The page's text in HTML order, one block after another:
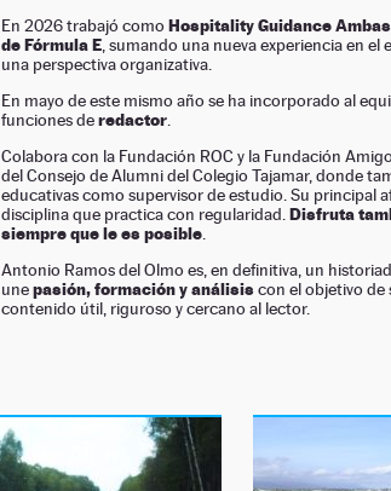
En 2026 trabajó comoHospitality Guidance
de Fórmula E , sumando una nueva experiencia en
una perspectiva organizativa.
En mayo de este mismo año se ha incorporado al
funciones deredactor
Colabora con la Fundación ROC y la Fundación
del Consejo de Alumni del Colegio Tajamar, donde
educativas como supervisor de estudio. Su principal
disciplina que practica con regularidad. Disfruta
siempre que le es posible
Antonio Ramos del Olmo es, en definitiva, un
unepasión, formación y análisiscon el objetivo de
contenido útil, riguroso y cercano al lector.